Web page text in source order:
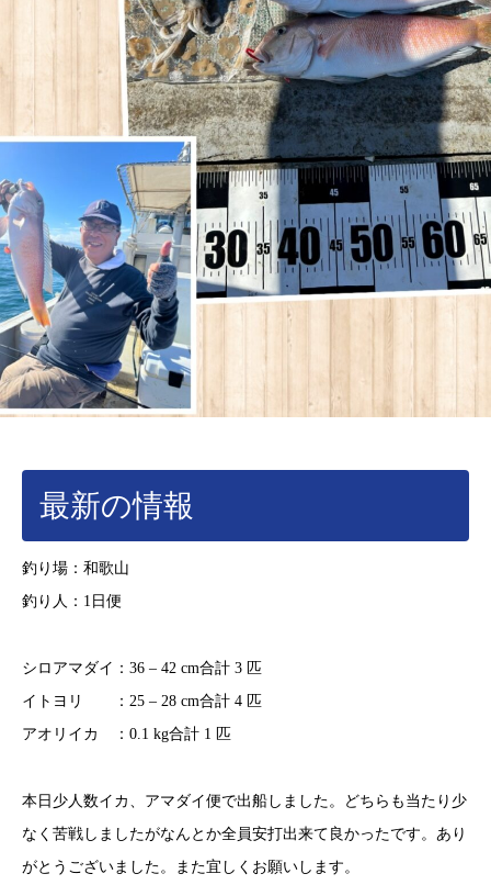
最新の情報
釣り場：和歌山
釣り人：1日便
シロアマダイ：36 – 42 cm合計 3 匹
イトヨリ ：25 – 28 cm合計 4 匹
アオリイカ ：0.1 kg合計 1 匹
本日少人数イカ、アマダイ便で出船しました。どちらも当たり少
なく苦戦しましたがなんとか全員安打出来て良かったです。あり
がとうございました。また宜しくお願いします。